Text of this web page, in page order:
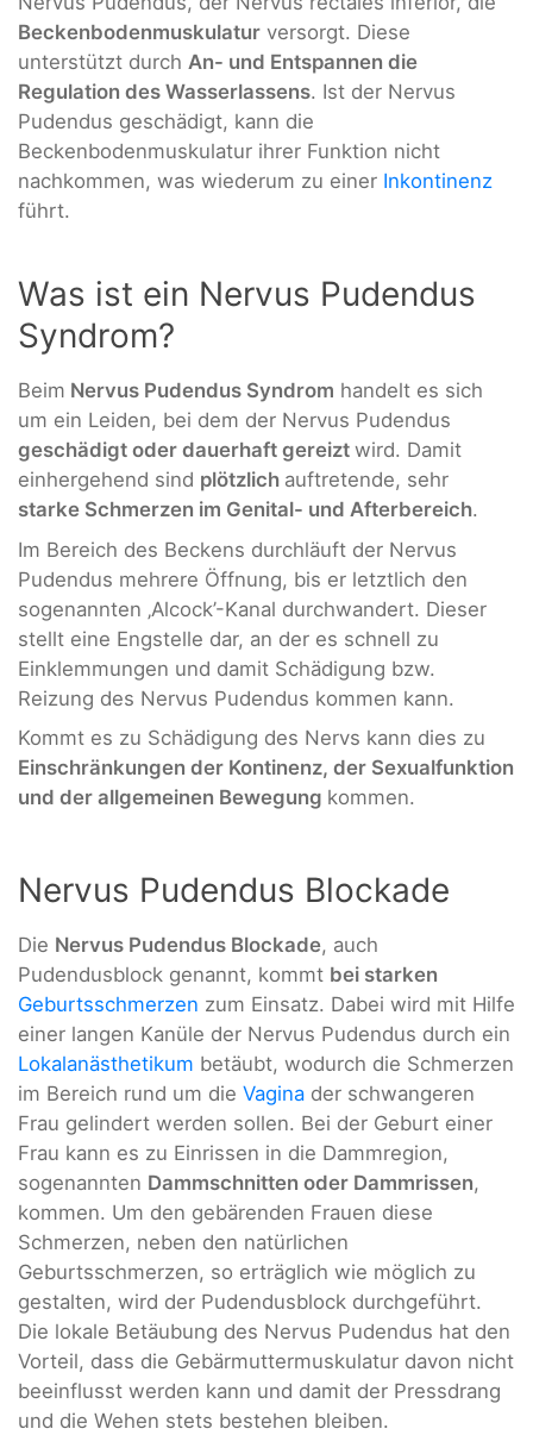
Beckenbodenmuskulatur versorgt. Diese
unterstützt durch An- und Entspannen die
Regulation des Wasserlassens. Ist der Nervus
Pudendus geschädigt, kann die
Beckenbodenmuskulatur ihrer Funktion nicht
nachkommen, was wiederum zu einer Inkontinenz
führt.
Was ist ein Nervus Pudendus
Syndrom?
Beim Nervus Pudendus Syndrom handelt es sich
um ein Leiden, bei dem der Nervus Pudendus
geschädigt oder dauerhaft gereizt wird. Damit
einhergehend sind plötzlich auftretende, sehr
starke Schmerzen im Genital- und Afterbereich.
Im Bereich des Beckens durchläuft der Nervus
Pudendus mehrere Öffnung, bis er letztlich den
sogenannten ‚Alcock’-Kanal durchwandert. Dieser
stellt eine Engstelle dar, an der es schnell zu
Einklemmungen und damit Schädigung bzw.
Reizung des Nervus Pudendus kommen kann.
Kommt es zu Schädigung des Nervs kann dies zu
Einschränkungen der Kontinenz, der Sexualfunktion
und der allgemeinen Bewegung kommen.
Nervus Pudendus Blockade
Die Nervus Pudendus Blockade, auch
Pudendusblock genannt, kommt bei starken
Geburtsschmerzen zum Einsatz. Dabei wird mit Hilfe
einer langen Kanüle der Nervus Pudendus durch ein
Lokalanästhetikum betäubt, wodurch die Schmerzen
im Bereich rund um die Vagina der schwangeren
Frau gelindert werden sollen. Bei der Geburt einer
Frau kann es zu Einrissen in die Dammregion,
sogenannten Dammschnitten oder Dammrissen,
kommen. Um den gebärenden Frauen diese
Schmerzen, neben den natürlichen
Geburtsschmerzen, so erträglich wie möglich zu
gestalten, wird der Pudendusblock durchgeführt.
Die lokale Betäubung des Nervus Pudendus hat den
Vorteil, dass die Gebärmuttermuskulatur davon nicht
beeinflusst werden kann und damit der Pressdrang
und die Wehen stets bestehen bleiben.